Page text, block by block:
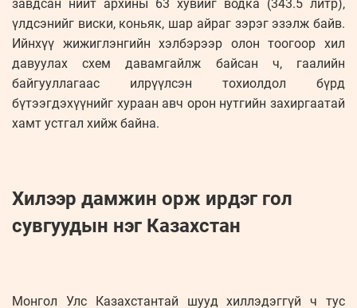
завдсан нийт архины 63 хувийг водка (343.5 литр),
үлдсэнийг виски, коньяк, шар айраг зэрэг эзэлж байв.
Ийнхүү жижиглэнгийн хэлбэрээр олон тоогоор хил
давуулах схем давамгайлж байсан ч, гаалийн
байгууллагаас илрүүлсэн тохиолдол бүрд
бүтээгдэхүүнийг хураан авч орон нутгийн захиргаатай
хамт устгал хийж байна.
Хилээр дамжин орж ирдэг гол
сувгуудын нэг Казахстан
Монгол Улс Казахстантай шууд хиллэдэггүй ч тус